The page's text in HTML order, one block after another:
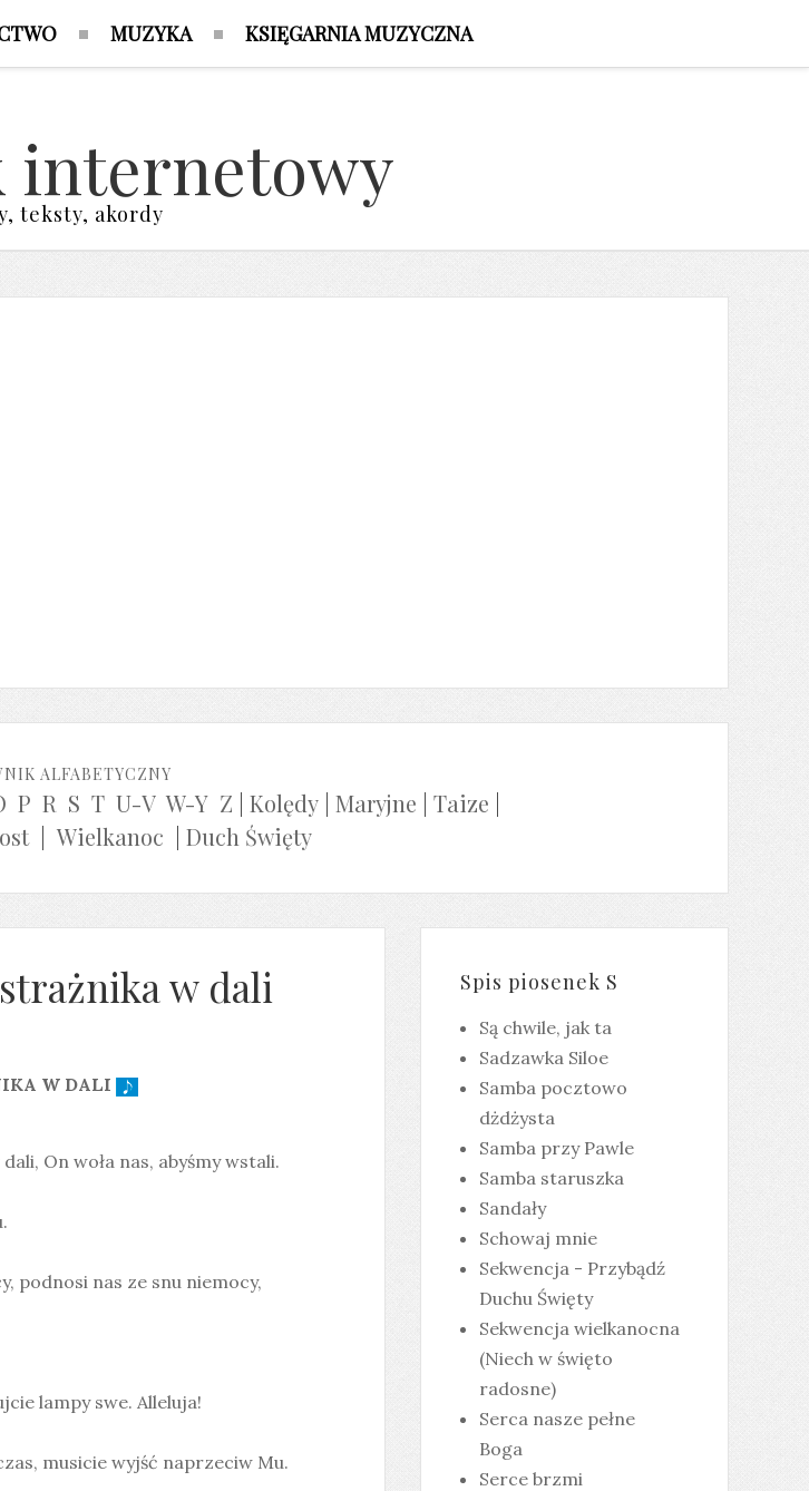
MUZYKA KSIĘGARNIA MUZYCZNA
internetowy
teksty, akordy
ALFABETYCZNY
P R S T U-V W-Y Z Kolędy| Maryjne Taize
| Wielkanoc Duch Święty
strażnika w dali
W DALI
On woła nas, abyśmy wstali.
podnosi nas ze snu niemocy,
lampy swe. Alleluja!
musicie wyjść naprzeciw Mu.
Spis piosenek S
Są chwile, jak ta
Sadzawka Siloe
Samba pocztowo
dżdżysta
Samba przy Pawle
Samba staruszka
Sandały
Schowaj mnie
Sekwencja - Przybądź
Duchu Święty
Sekwencja wielkanocna
(Niech w święto
radosne)
Serca nasze pełne
Boga
Serce brzmi